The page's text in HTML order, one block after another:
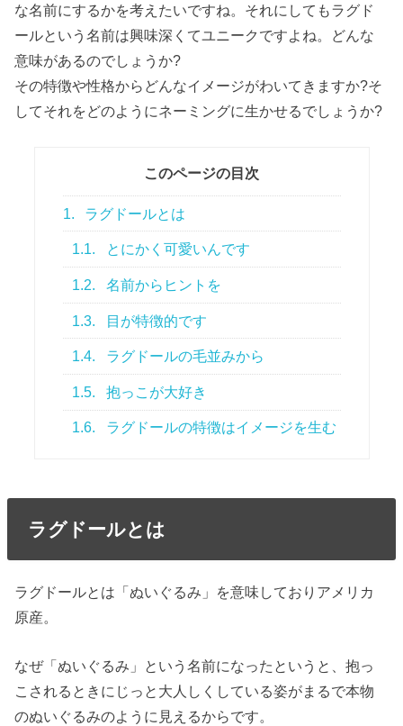
な名前にするかを考えたいですね。それにしてもラグド
ールという名前は興味深くてユニークですよね。どんな
意味があるのでしょうか?
その特徴や性格からどんなイメージがわいてきますか?そ
してそれをどのようにネーミングに生かせるでしょうか?
このページの目次
1. ラグドールとは
1.1. とにかく可愛いんです
1.2. 名前からヒントを
1.3. 目が特徴的です
1.4. ラグドールの毛並みから
1.5. 抱っこが大好き
1.6. ラグドールの特徴はイメージを生む
ラグドールとは
ラグドールとは「ぬいぐるみ 」を意味しておりアメリカ
原産。
なぜ「ぬいぐるみ」という名前になったというと、抱っ
こされるときにじっと大人しくしている姿がまるで本物
のぬいぐるみのように見えるからです。